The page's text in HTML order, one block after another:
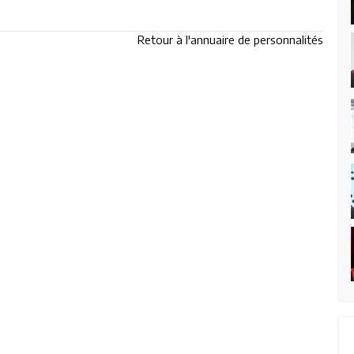
Retour à l'annuaire de personnalités